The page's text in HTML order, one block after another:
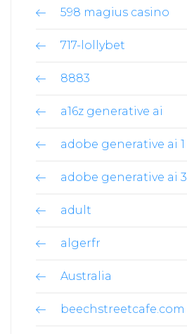
598 magius casino
717-lollybet
8883
a16z generative ai
adobe generative ai 1
adobe generative ai 3
adult
algerfr
Australia
beechstreetcafe.com